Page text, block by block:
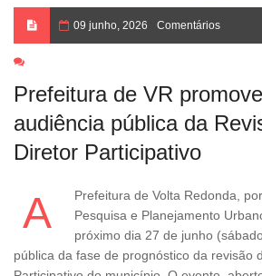
09 junho, 2026 Comentários
Prefeitura de VR
audiência pública da
Diretor Participativo
A Prefeitura de Volta Redonda, por meio do Instituto de
Pesquisa e Planejamento
próximo dia 27 de junho
pública da fase de prognóstico da revisão